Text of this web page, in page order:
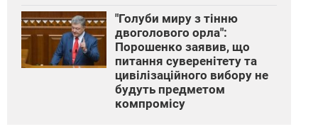
"Голуби миру з тінню
двоголового орла":
Порошенко заявив, що
питання суверенітету та
цивілізаційного вибору не
будуть предметом
компромісу